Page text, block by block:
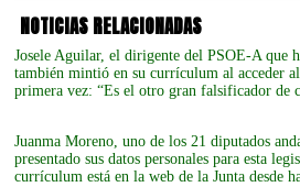
NOTICIAS RELACIONADAS
Josele Aguilar, el dirigente del PSOE-A que
también mintió en su currículum al acceder
primera vez: “Es el otro gran falsificador de
Juanma Moreno, uno de los 21 diputados
presentado sus datos personales para esta
currículum está en la web de la Junta desde